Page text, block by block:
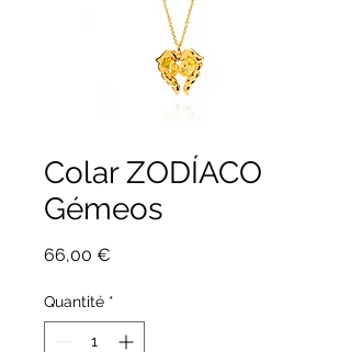
Colar ZODÍACO
Gémeos
66,00 €
Quantité *